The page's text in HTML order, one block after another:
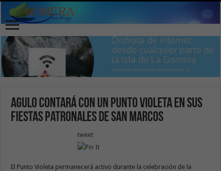
Agulo contará con un Punto Violeta en sus
Fiestas Patronales de San Marcos
tweet
El Punto Violeta permanecerá activo durante la celebración de la